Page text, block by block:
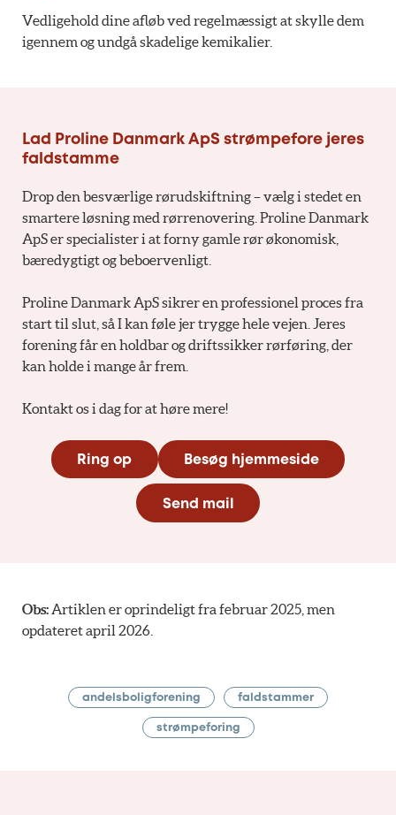
Vedligehold dine afløb ved regelmæssigt at skylle dem
igennem og undgå skadelige kemikalier.
Lad Proline Danmark ApS strømpefore jeres
faldstamme
Drop den besværlige rørudskiftning – vælg i stedet en
smartere løsning med rørrenovering. Proline Danmark
ApS er specialister i at forny gamle rør økonomisk,
bæredygtigt og beboervenligt.
Proline Danmark ApS sikrer en professionel proces fra
start til slut, så I kan føle jer trygge hele vejen. Jeres
forening får en holdbar og driftssikker rørføring, der
kan holde i mange år frem.
Kontakt os i dag for at høre mere!
Ring op Besøg hjemmeside
Send mail
Obs: Artiklen er oprindeligt fra februar 2025, men
opdateret april 2026.
andelsboligforening faldstammer
strømpeforing